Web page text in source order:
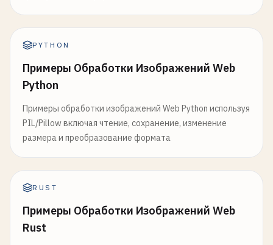
PYTHON
Примеры Обработки Изображений Web
Python
Примеры обработки изображений Web Python используя
PIL/Pillow включая чтение, сохранение, изменение
размера и преобразование формата
RUST
Примеры Обработки Изображений Web
Rust